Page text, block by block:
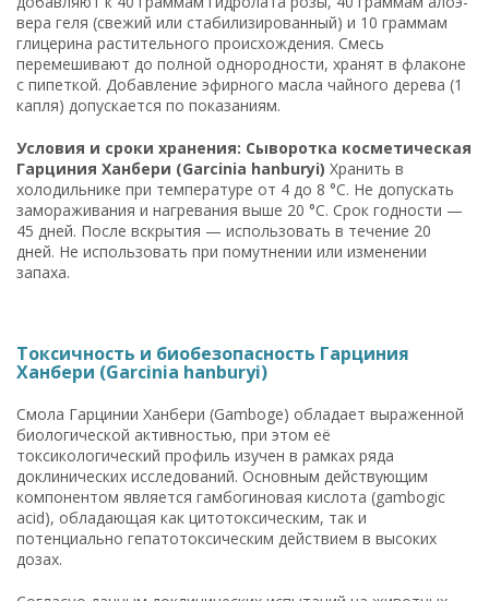
вера геля (свежий или стабилизированный) и 10 граммам
глицерина растительного происхождения. Смесь
перемешивают до полной однородности, хранят в флаконе
с пипеткой. Добавление эфирного масла чайного дерева (1
капля) допускается по показаниям.
Условия и сроки хранения: Сыворотка косметическая
Гарциния Ханбери (Garcinia hanburyi) Хранить в
холодильнике при температуре от 4 до 8 °C. Не допускать
замораживания и нагревания выше 20 °C. Срок годности —
45 дней. После вскрытия — использовать в течение 20
дней. Не использовать при помутнении или изменении
запаха.
Токсичность и биобезопасность Гарциния
Ханбери (Garcinia hanburyi)
Смола Гарцинии Ханбери (Gamboge) обладает выраженной
биологической активностью, при этом её
токсикологический профиль изучен в рамках ряда
доклинических исследований. Основным действующим
компонентом является гамбогиновая кислота (gambogic
acid), обладающая как цитотоксическим, так и
потенциально гепатотоксическим действием в высоких
дозах.